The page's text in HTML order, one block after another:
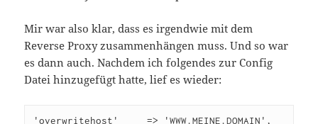
Mir war also klar, dass es irgendwie mit dem
Reverse Proxy zusammenhängen muss. Und so war
es dann auch. Nachdem ich folgendes zur Config
Datei hinzugefügt hatte, lief es wieder:
'overwritehost'     => 'WWW.MEINE.DOMAIN',